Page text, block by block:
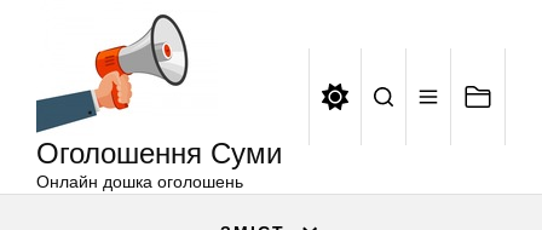
Оголошення Суми
Онлайн дошка оголошень